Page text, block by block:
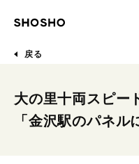
戻る
大の里十両スピ
「金沢駅のパネル